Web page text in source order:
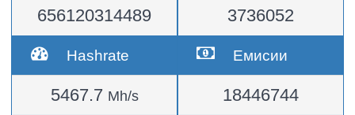
656120314489 3736052
Hashrate
5467.7 Mh/s
Емисии
18446744